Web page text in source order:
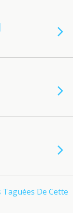
De Cette